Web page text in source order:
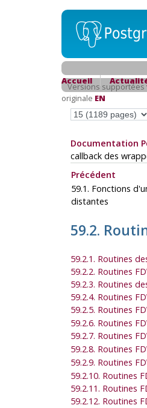
Accueil
Versions supportées
originale EN
Documentation
callback des
Précédent
59.1. Fonctions
distantes
59.2.
59.2.1. Routines
59.2.2. Routines
59.2.3. Routines
59.2.4. Routines
59.2.5. Routines
59.2.6. Routines
59.2.7. Routines
59.2.8. Routines
59.2.9. Routines
59.2.10. Routines
59.2.11. Routines
59.2.12. Routines